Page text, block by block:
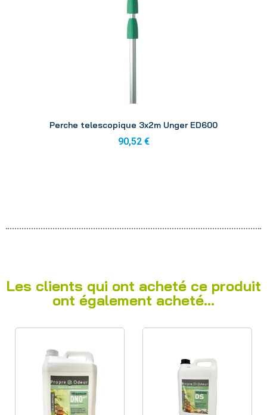
Perche telescopique 3x2m Unger ED600
90,52 €
Les clients qui ont acheté ce produit
ont également acheté...